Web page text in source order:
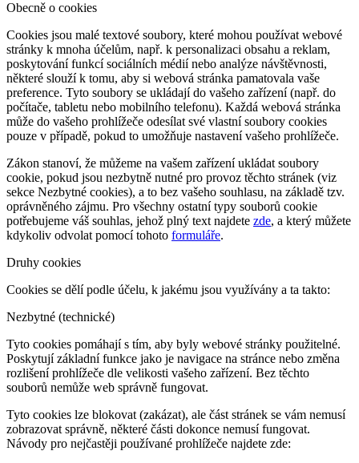
Obecně o cookies
Cookies jsou malé textové soubory, které mohou používat webové
stránky k mnoha účelům, např. k personalizaci obsahu a reklam,
poskytování funkcí sociálních médií nebo analýze návštěvnosti,
některé slouží k tomu, aby si webová stránka pamatovala vaše
preference. Tyto soubory se ukládají do vašeho zařízení (např. do
počítače, tabletu nebo mobilního telefonu). Každá webová stránka
může do vašeho prohlížeče odesílat své vlastní soubory cookies
pouze v případě, pokud to umožňuje nastavení vašeho prohlížeče.
Zákon stanoví, že můžeme na vašem zařízení ukládat soubory
cookie, pokud jsou nezbytně nutné pro provoz těchto stránek (viz
sekce Nezbytné cookies), a to bez vašeho souhlasu, na základě tzv.
oprávněného zájmu. Pro všechny ostatní typy souborů cookie
potřebujeme váš souhlas, jehož plný text najdete zde, a který můžete
kdykoliv odvolat pomocí tohoto formuláře.
Druhy cookies
Cookies se dělí podle účelu, k jakému jsou využívány a ta takto:
Nezbytné (technické)
Tyto cookies pomáhají s tím, aby byly webové stránky použitelné.
Poskytují základní funkce jako je navigace na stránce nebo změna
rozlišení prohlížeče dle velikosti vašeho zařízení. Bez těchto
souborů nemůže web správně fungovat.
Tyto cookies lze blokovat (zakázat), ale část stránek se vám nemusí
zobrazovat správně, některé části dokonce nemusí fungovat.
Návody pro nejčastěji používané prohlížeče najdete zde: